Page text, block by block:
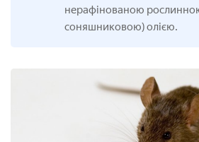
нерафінованою
соняшниковою) олією.